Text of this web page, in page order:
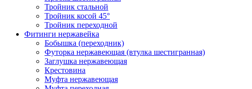
Тройник стальной
Тройник косой 45°
Тройник переходной
Фитинги нержавейка
Бобышка (переходник)
Футорка нержавеющая (втулка шестигранная)
Заглушка нержавеющая
Крестовина
Муфта нержавеющая